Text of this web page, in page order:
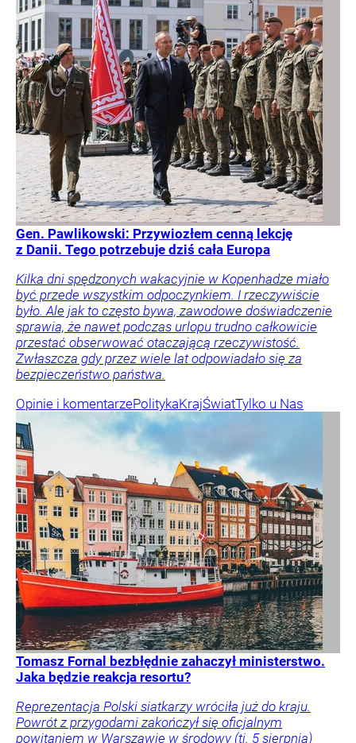
Gen. Pawlikowski: Przywiozłem cenną lekcję
z Danii. Tego potrzebuje dziś cała Europa
Kilka dni spędzonych wakacyjnie w Kopenhadze miało
być przede wszystkim odpoczynkiem. I rzeczywiście
było. Ale jak to często bywa, zawodowe doświadczenie
sprawia, że nawet podczas urlopu trudno całkowicie
przestać obserwować otaczającą rzeczywistość.
Zwłaszcza gdy przez wiele lat odpowiadało się za
bezpieczeństwo państwa.
Opinie i komentarzePolitykaKrajŚwiatTylko u Nas
Tomasz Fornal bezbłędnie zahaczył ministerstwo.
Jaka będzie reakcja resortu?
Reprezentacja Polski siatkarzy wróciła już do kraju.
Powrót z przygodami zakończył się oficjalnym
powitaniem w Warszawie w środowy (tj. 5 sierpnia)